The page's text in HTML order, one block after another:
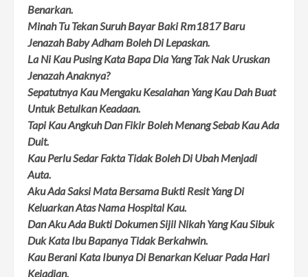
Benarkan.
Minah Tu Tekan Suruh Bayar Baki Rm1817 Baru
Jenazah Baby Adham Boleh Di Lepaskan.
La Ni Kau Pusing Kata Bapa Dia Yang Tak Nak Uruskan
Jenazah Anaknya?
Sepatutnya Kau Mengaku Kesalahan Yang Kau Dah Buat
Untuk Betulkan Keadaan.
Tapi Kau Angkuh Dan Fikir Boleh Menang Sebab Kau Ada
Duit.
Kau Perlu Sedar Fakta Tidak Boleh Di Ubah Menjadi
Auta.
Aku Ada Saksi Mata Bersama Bukti Resit Yang Di
Keluarkan Atas Nama Hospital Kau.
Dan Aku Ada Bukti Dokumen Sijil Nikah Yang Kau Sibuk
Duk Kata Ibu Bapanya Tidak Berkahwin.
Kau Berani Kata Ibunya Di Benarkan Keluar Pada Hari
Kejadian.